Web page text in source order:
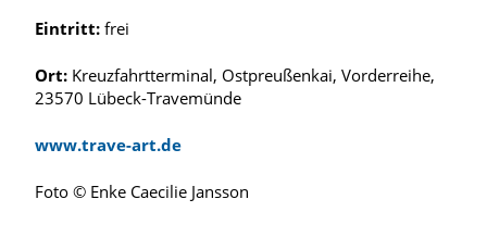
Eintritt: frei
Ort: Kreuzfahrtterminal, Ostpreußenkai, Vorderreihe,
23570 Lübeck-Travemünde
www.trave-art.de
Foto © Enke Caecilie Jansson